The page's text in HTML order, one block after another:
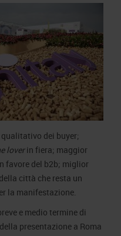
Controllo
dei buyer;
loverin fiera; maggior
favore del b2b; miglior
città che resta un
la manifestazione.
e medio termine di
presentazione a Roma